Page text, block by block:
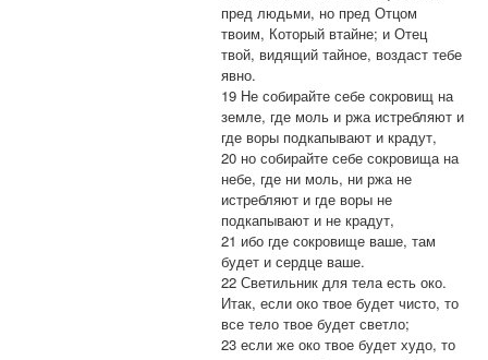
пред людьми, но пред Отцом
твоим, Который втайне; и Отец
твой, видящий тайное, воздаст тебе
явно.
19 Не собирайте себе сокровищ на
земле, где моль и ржа истребляют и
где воры подкапывают и крадут,
20 но собирайте себе сокровища на
небе, где ни моль, ни ржа не
истребляют и где воры не
подкапывают и не крадут,
21 ибо где сокровище ваше, там
будет и сердце ваше.
22 Светильник для тела есть око.
Итак, если око твое будет чисто, то
все тело твое будет светло;
23 если же око твое будет худо, то